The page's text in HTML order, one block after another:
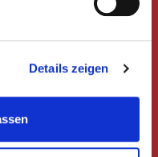
Details zeigen